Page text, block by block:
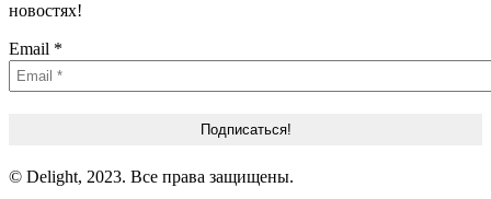
новостях!
Email *
© Delight, 2023. Все права защищены.